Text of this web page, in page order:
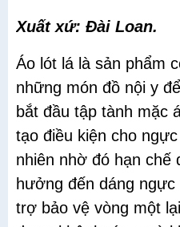
Xuất xứ: Đài Loan.
Áo lót lá là sản phẩm
những món đồ nội y
bắt đầu tập tành mặc
tạo điều kiện cho
nhiên nhờ đó hạn chế
hưởng đến dáng
trợ bảo vệ vòng một